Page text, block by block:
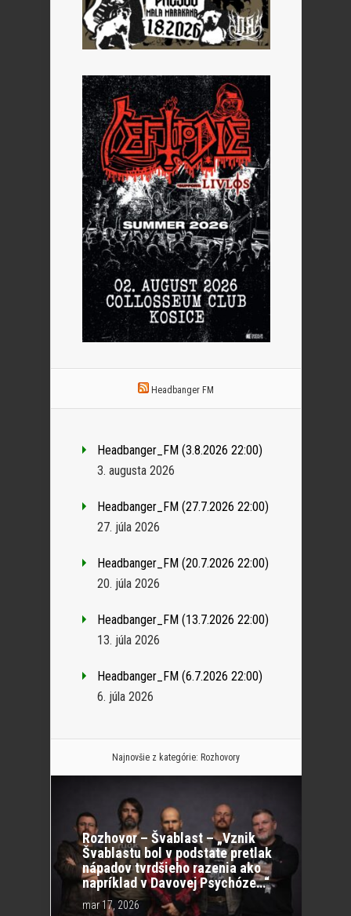
Headbanger FM
Headbanger_FM (3.8.2026 22:00)
3. augusta 2026
Headbanger_FM (27.7.2026 22:00)
27. júla 2026
Headbanger_FM (20.7.2026 22:00)
20. júla 2026
Headbanger_FM (13.7.2026 22:00)
13. júla 2026
Headbanger_FM (6.7.2026 22:00)
6. júla 2026
Najnovšie z kategórie: Rozhovory
Rozhovor – Švablast – „Vznik
Švablastu bol v podstate pretlak
nápadov tvrdšieho razenia ako
napríklad v Davovej Psychóze…“
mar 17, 2026